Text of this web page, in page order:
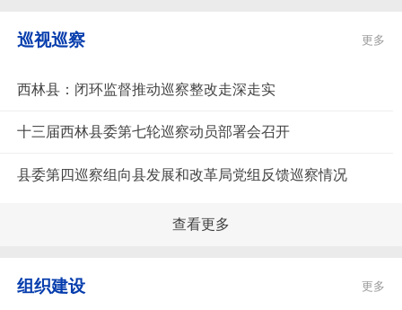
巡视巡察 更多
西林县：闭环监督推动巡察整改走深走实
十三届西林县委第七轮巡察动员部署会召开
县委第四巡察组向县发展和改革局党组反馈巡察情况
查看更多
组织建设 更多